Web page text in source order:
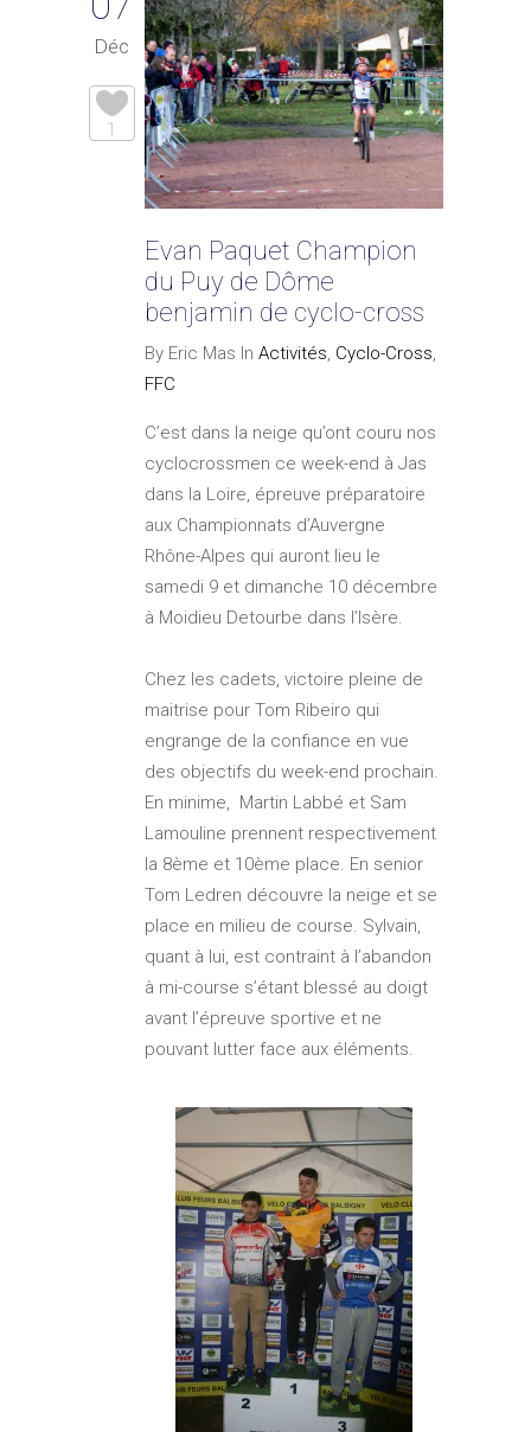
Déc
1
Evan Paquet Champion
du Puy de Dôme
benjamin de cyclo-cross
By Eric Mas In Activités, Cyclo-Cross,
FFC
C’est dans la neige qu’ont couru nos
cyclocrossmen ce week-end à Jas
dans la Loire, épreuve préparatoire
aux Championnats d’Auvergne
Rhône-Alpes qui auront lieu le
samedi 9 et dimanche 10 décembre
à Moidieu Detourbe dans l’Isère.
Chez les cadets, victoire pleine de
maitrise pour Tom Ribeiro qui
engrange de la confiance en vue
des objectifs du week-end prochain.
En minime, Martin Labbé et Sam
Lamouline prennent respectivement
la 8ème et 10ème place. En senior
Tom Ledren découvre la neige et se
place en milieu de course. Sylvain,
quant à lui, est contraint à l’abandon
à mi-course s’étant blessé au doigt
avant l’épreuve sportive et ne
pouvant lutter face aux éléments.